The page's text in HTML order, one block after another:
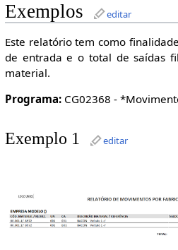
Exemplos editar
Este relatório tem como
de entrada e o total de saídas
material.
Programa:CG02368 -
Exemplo 1 editar